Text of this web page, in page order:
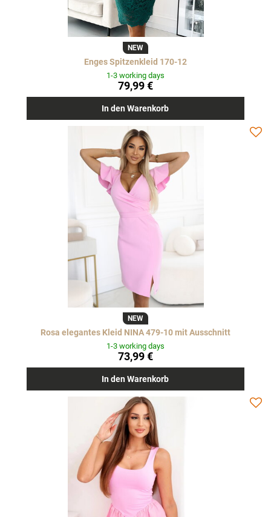
NEW
Enges Spitzenkleid 170-12
1-3 working days
79,99 €
In den Warenkorb
NEW
Rosa elegantes Kleid NINA 479-10 mit Ausschnitt
1-3 working days
73,99 €
In den Warenkorb